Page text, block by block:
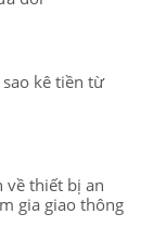
sao kê tiền từ
về thiết bị an
gia giao thông